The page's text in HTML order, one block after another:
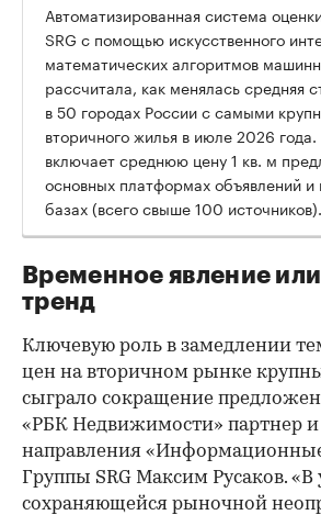
00:00 / 00:00
Автоматизированная система
SRG с помощью искусственного
математических алгоритмов
рассчитала, как менялась средняя
в 50 городах России с самыми
вторичного жилья в июле 2026 года.
включает среднюю цену 1 кв. м
основных платформах объявлений и
базах (всего свыше 100 источников).
Временное явление
тренд
Ключевую роль в замедлении
цен на вторичном рынке
сыграло сокращение
«РБК Недвижимости» партнер и
направления
Группы SRG Максим Русаков. «В
сохраняющейся рыночной